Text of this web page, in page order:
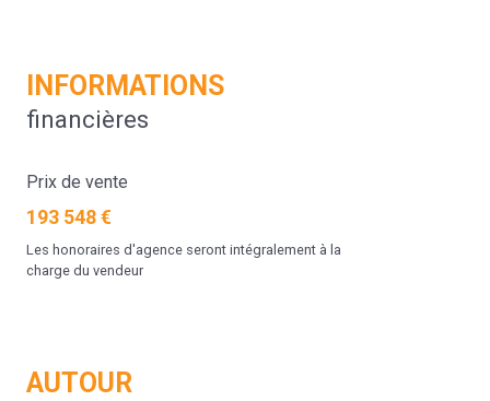
INFORMATIONS
financières
Prix de vente
193 548 €
Les honoraires d'agence seront intégralement à la
charge du vendeur
AUTOUR